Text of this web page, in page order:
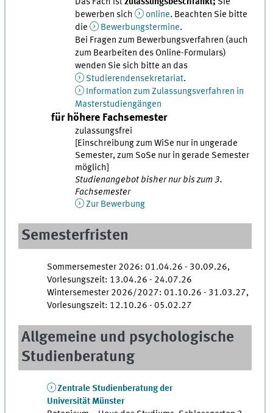
Das Fach istzulassungsbeschränkt; Sie
bewerben sich
online. Beachten Sie bitte
die
Bewerbungstermine.
Bei Fragen zum Bewerbungsverfahren (auch
zum Bearbeiten des Online-Formulars)
wenden Sie sich bitte an das
Studierendensekretariat.
Information zum Zulassungsverfahren in
Masterstudiengängen
für höhere Fachsemester
zulassungsfrei
[Einschreibung zum WiSe nur in ungerade
Semester, zum SoSe nur in gerade Semester
möglich]
Studienangebot bisher nur bis zum 3.
Fachsemester
Zur Bewerbung
Semesterfristen
Sommersemester 2026: 01.04.26 - 30.09.26,
Vorlesungszeit: 13.04.26 - 24.07.26
Wintersemester 2026/2027: 01.10.26 - 31.03.27,
Vorlesungszeit: 12.10.26 - 05.02.27
Allgemeine und psychologische
Studienberatung
Zentrale Studienberatung der
Universität Münster